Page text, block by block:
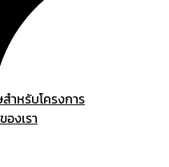
ำหรับโครงการ
องเรา